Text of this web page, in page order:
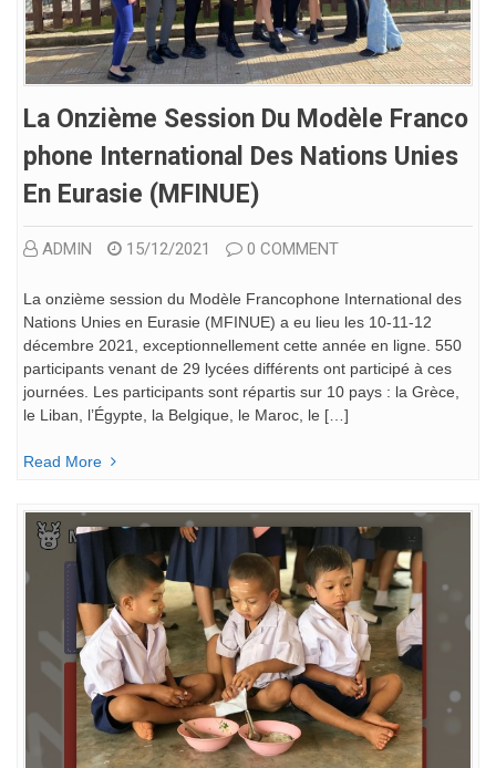
La Onzième Session Du Modèle Franco
Phone International Des Nations Unies
En Eurasie (MFINUE)
ADMIN 15/12/2021 0 COMMENT
La onzième session du Modèle Francophone International des
Nations Unies en Eurasie (MFINUE) a eu lieu les 10-11-12
décembre 2021, exceptionnellement cette année en ligne. 550
participants venant de 29 lycées différents ont participé à ces
journées. Les participants sont répartis sur 10 pays : la Grèce,
le Liban, l’Égypte, la Belgique, le Maroc, le […]
Read More